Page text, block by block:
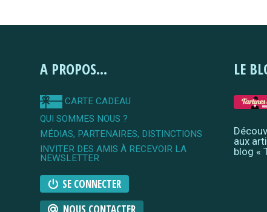
A PROPOS...
CARTE CADEAU
QUI SOMMES NOUS ?
MÉDIAS, PARTENAIRES, DISTINCTIONS
INVITER DES AMIS À RECEVOIR LA
NEWSLETTER
SE CONNECTER
NOUS CONTACTER
LE
aux
blog «